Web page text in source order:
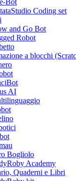
Coding set
and Go Bot
Robot
a blocchi
AI
Bogliolo
Academy
Quaderni e Libri